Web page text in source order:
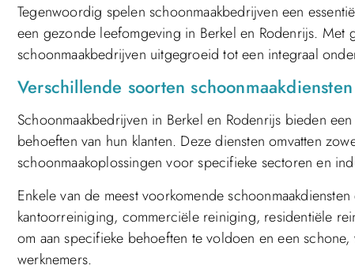
Tegenwoordig spelen schoonmaakbedrijven een
een gezonde leefomgeving in Berkel en Rodenrijs.
schoonmaakbedrijven uitgegroeid tot een integraal
Verschillende soorten
Schoonmaakbedrijven in Berkel en Rodenrijs bieden
behoeften van hun klanten. Deze diensten omvatten
schoonmaakoplossingen voor specifieke sectoren en
Enkele van de meest voorkomende
kantoorreiniging, commerciële reiniging, residentiële
om aan specifieke behoeften te voldoen en een
werknemers.